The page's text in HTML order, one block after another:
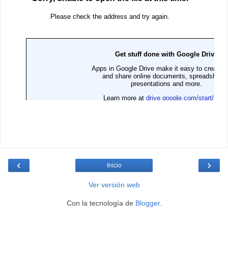
‹ ›
Inicio
Ver versión web
Con la tecnología de Blogger.